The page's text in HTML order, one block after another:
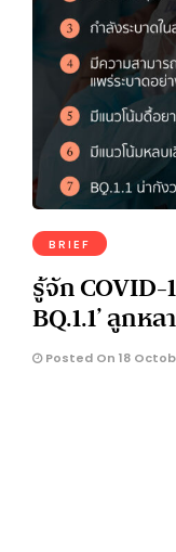
BRIEF
รู้จัก COVID-
BQ.1.1’ ลูกห
Posted On 18